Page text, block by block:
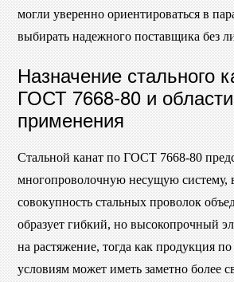
могли уверенно ориентироваться в
выбирать надежного поставщика без
Назначение стального
ГОСТ 7668-80 и области
применения
Стальной канат по ГОСТ 7668-80
многопроволочную несущую систему,
совокупность стальных проволок
образует гибкий, но высокопрочный
на растяжение, тогда как продукция
условиям может иметь заметно более